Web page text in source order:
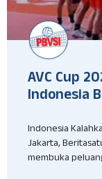
AVC Cup
Indonesia
Indonesia
Jakarta,
membuka